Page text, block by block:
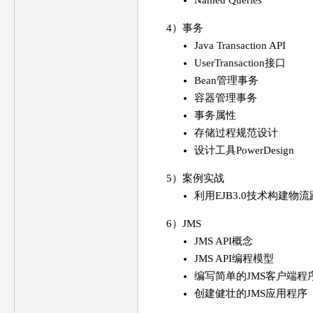
4）事务
Java Transaction API
UserTransaction接口
Bean管理事务
容器管理事务
事务属性
存储过程规范设计
设计工具PowerDesign
5）案例实战
利用EJB3.0技术构建物
6）JMS
JMS API概念
JMS API编程模型
编写简单的JMS客户端程
创建健壮的JMS应用程序